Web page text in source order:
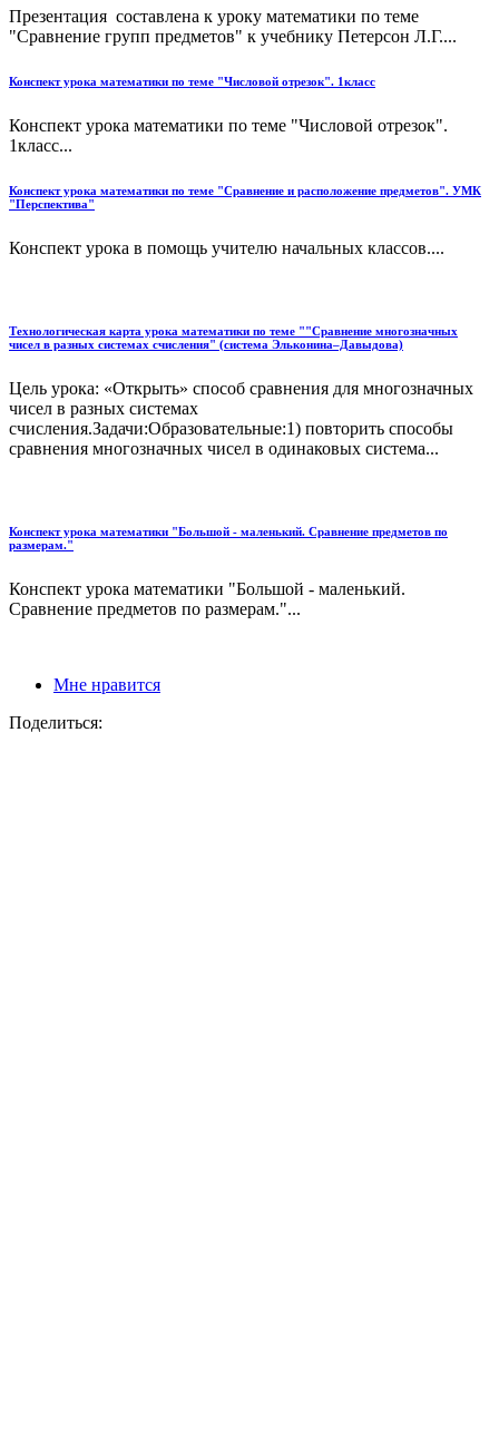
Презентация составлена к уроку математики по теме
"Сравнение групп предметов" к учебнику Петерсон Л.Г....
Конспект урока математики по теме "Числовой отрезок". 1класс
Конспект урока математики по теме "Числовой отрезок".
1класс...
Конспект урока математики по теме "Сравнение и расположение предметов". УМК
"Перспектива"
Конспект урока в помощь учителю начальных классов....
Технологическая карта урока математики по теме ""Сравнение многозначных
чисел в разных системах счисления" (система Эльконина–Давыдова)
Цель урока: «Открыть» способ сравнения для многозначных
чисел в разных системах
счисления.Задачи:Образовательные:1) повторить способы
сравнения многозначных чисел в одинаковых система...
Конспект урока математики "Большой - маленький. Сравнение предметов по
размерам."
Конспект урока математики "Большой - маленький.
Сравнение предметов по размерам."...
Мне нравится
Поделиться: